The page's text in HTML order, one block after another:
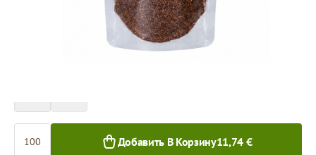
10,65 €
1 000+ шт.
Добавить В Корзину11,74 €